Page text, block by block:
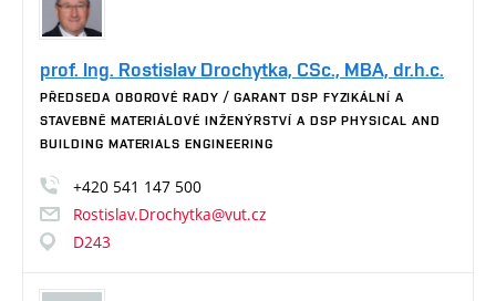
prof. Ing. Rostislav Drochytka, CSc., MBA, dr.h.c.
PŘEDSEDA OBOROVÉ RADY / GARANT DSP FYZIKÁLNÍ A
STAVEBNĚ MATERIÁLOVÉ INŽENÝRSTVÍ A DSP PHYSICAL AND
BUILDING MATERIALS ENGINEERING
+420 541 147 500
Rostislav.Drochytka@vut.cz
D243